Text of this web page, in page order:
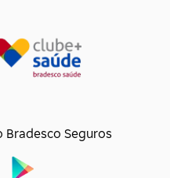
Bradesco Seguros